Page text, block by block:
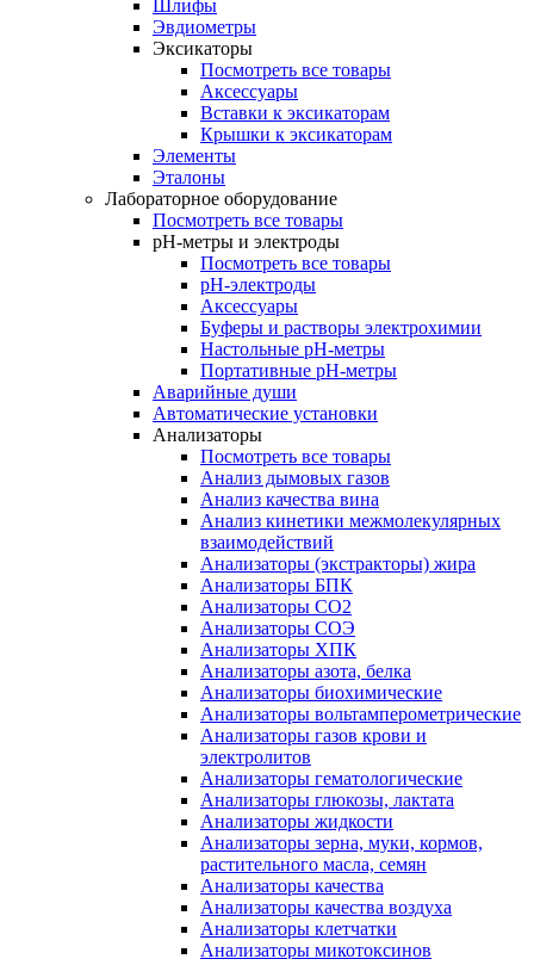
Шлифы
Эвдиометры
Эксикаторы
Посмотреть все товары
Аксессуары
Вставки к эксикаторам
Крышки к эксикаторам
Элементы
Эталоны
Лабораторное оборудование
Посмотреть все товары
pH-метры и электроды
Посмотреть все товары
pH-электроды
Аксессуары
Буферы и растворы электрохимии
Настольные рН-метры
Портативные рН-метры
Аварийные души
Автоматические установки
Анализаторы
Посмотреть все товары
Анализ дымовых газов
Анализ качества вина
Анализ кинетики межмолекулярных
взаимодействий
Анализаторы (экстракторы) жира
Анализаторы БПК
Анализаторы СО2
Анализаторы СОЭ
Анализаторы ХПК
Анализаторы азота, белка
Анализаторы биохимические
Анализаторы вольтамперометрические
Анализаторы газов крови и
электролитов
Анализаторы гематологические
Анализаторы глюкозы, лактата
Анализаторы жидкости
Анализаторы зерна, муки, кормов,
растительного масла, семян
Анализаторы качества
Анализаторы качества воздуха
Анализаторы клетчатки
Анализаторы микотоксинов